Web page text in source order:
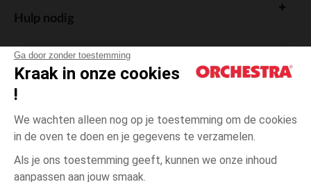
Ga door zonder toestemming
Kraak in onze cookies
!
We wachten alleen nog op je toestemming om de cookies
in de oven te doen en je gegevens te verzamelen.
Als je ons toestemming geeft, kunnen we onze inhoud
aanpassen aan jouw smaak.
Hulp nodig